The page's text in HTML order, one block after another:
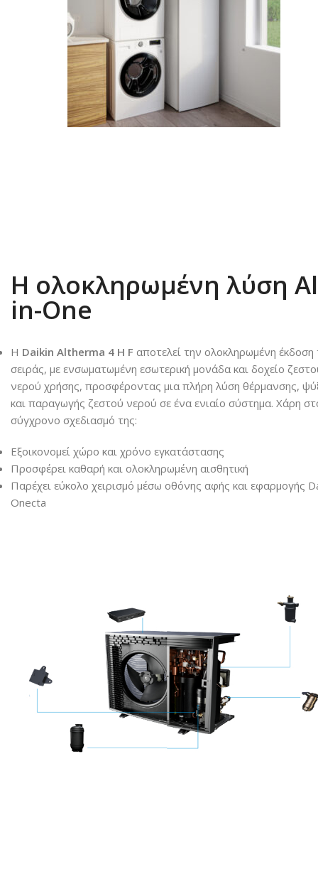
Η ολοκληρωμένη λύση
in-One
Η Daikin Altherma 4 H F αποτελεί την ολοκληρωμένη έκδοση
σειράς, με ενσωματωμένη εσωτερική μονάδα και δοχείο
νερού χρήσης, προσφέροντας μια πλήρη λύση θέρμανσης,
και παραγωγής ζεστού νερού σε ένα ενιαίο σύστημα. Χάρη
σύγχρονο σχεδιασμό της:
Εξοικονομεί χώρο και χρόνο εγκατάστασης
Προσφέρει καθαρή και ολοκληρωμένη αισθητική
Παρέχει εύκολο χειρισμό μέσω οθόνης αφής και εφαρμογής
Onecta